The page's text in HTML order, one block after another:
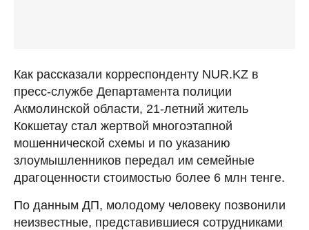
Как рассказали корреспонденту NUR.KZ в
пресс-службе Департамента полиции
Акмолинской области, 21-летний житель
Кокшетау стал жертвой многоэтапной
мошеннической схемы и по указанию
злоумышленников передал им семейные
драгоценности стоимостью более 6 млн тенге.
По данным ДП, молодому человеку позвонили
неизвестные, представившиеся сотрудниками